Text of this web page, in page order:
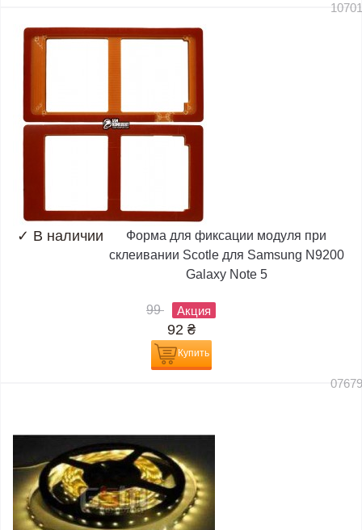
✓ В наличии
Форма для фиксации модуля при
склеивании Scotle для Samsung N9200
Galaxy Note 5
99 Акция
92 ₴
Купить